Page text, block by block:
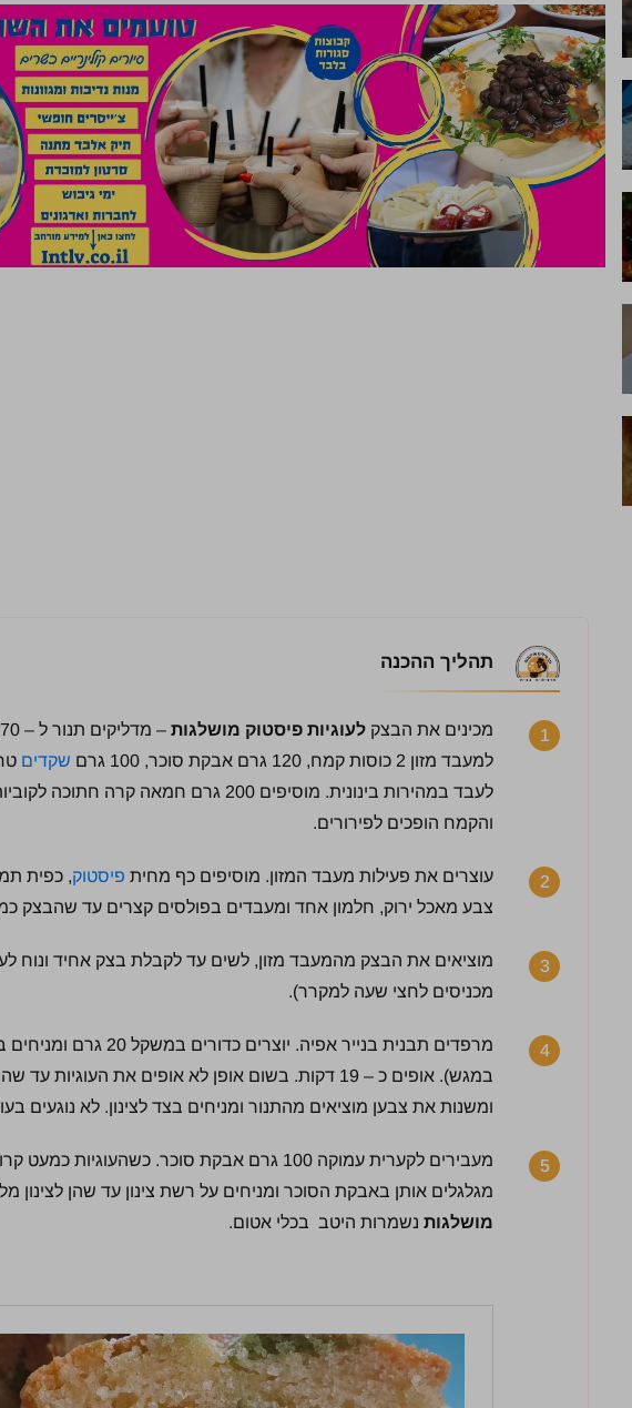
תהליך ההכנה
1 מכינים את הבצק לעוגיות פיסטוק מושלגות
למעבד מזון 2 כוסות קמח, 120 גרם אבקת סוכר, 100 גרם
שקדים
לעבד במהירות בינונית. מוסיפים 200 גרם
והקמח הופכים לפירורים.
2 עוצרים את פעילות מעבד המזון. מוסיפים כף מחית פיסטוק, כפית
צבע מאכל ירוק, חלמון אחד ומעבדים בפולסים קצרים עד שהבצק
3
מוציאים את הבצק מהמעבד מזון, לשים עד לקבלת בצק אחיד ונוח
מכניסים לחצי שעה למקרר).
4
במגש). אופים כ – 19 דקות. בשום אופן לא אופים את
ומשנות את צבען מוציאים מהתנור ומניחים בצד לצינון. לא נוגעים
5
מעבירים לקערית עמוקה 100 גרם אבקת סוכר.
מגלגלים אותן באבקת הסוכר ומניחים על רשת צינון עד שהן לצינון
מושלגות נשמרות היטב בכלי אטום.